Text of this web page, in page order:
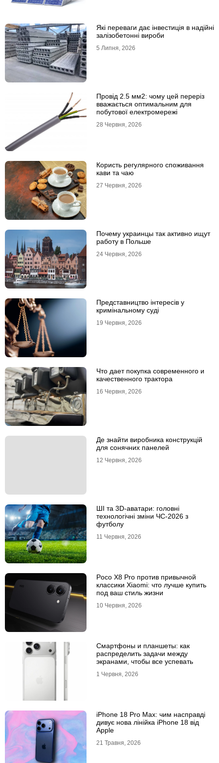
Які переваги дає інвестиція в надійні
залізобетонні вироби
5 Липня, 2026
Провід 2.5 мм2: чому цей переріз
вважається оптимальним для
побутової електромережі
28 Червня, 2026
Користь регулярного споживання
кави та чаю
27 Червня, 2026
Почему украинцы так активно ищут
работу в Польше
24 Червня, 2026
Представництво інтересів у
кримінальному суді
19 Червня, 2026
Что дает покупка современного и
качественного трактора
16 Червня, 2026
Де знайти виробника конструкцій
для сонячних панелей
12 Червня, 2026
ШІ та 3D-аватари: головні
технологічні зміни ЧС-2026 з
футболу
11 Червня, 2026
Poco X8 Pro против привычной
классики Xiaomi: что лучше купить
под ваш стиль жизни
10 Червня, 2026
Смартфоны и планшеты: как
распределить задачи между
экранами, чтобы все успевать
1 Червня, 2026
iPhone 18 Pro Max: чим насправді
дивує нова лінійка iPhone 18 від
Apple
21 Травня, 2026